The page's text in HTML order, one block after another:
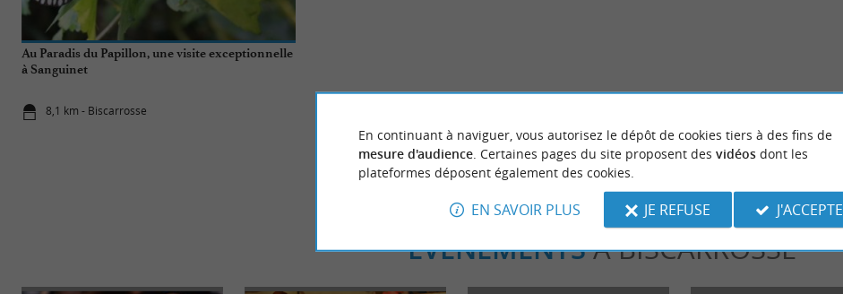
Au Paradis du Papillon, une visite exceptionnelle
à Sanguinet
8,1 km - Biscarrosse
ÉVÈNEMENTSÀ BISCARROSSE
En continuant à naviguer, vous autorisez le dépôt de cookies tiers à des fins de
mesure d'audience. Certaines pages du site proposent des vidéosdont les
plateformes déposent également des cookies.
EN SAVOIR PLUS JE REFUSE J'ACCEPTE